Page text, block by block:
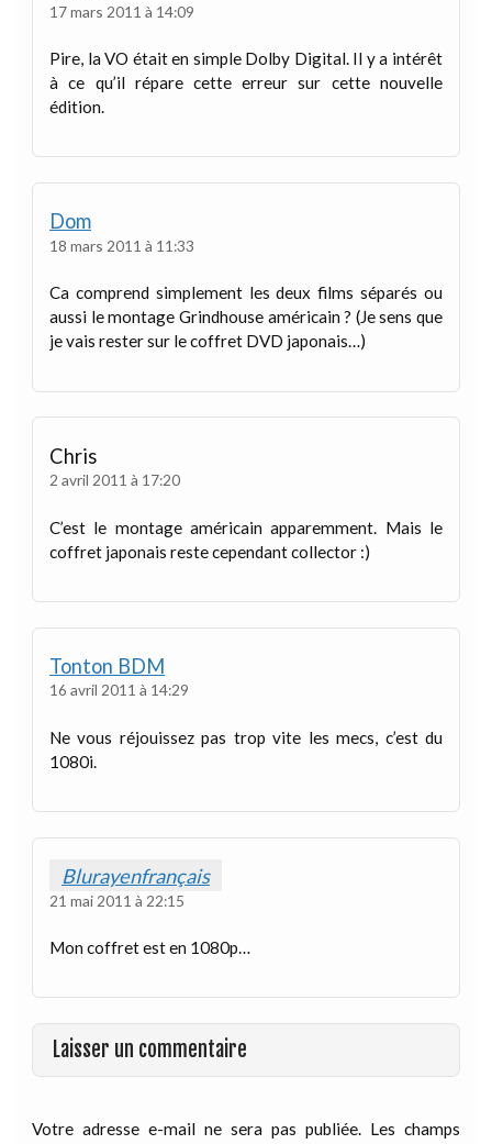
17 mars 2011 à 14:09
Pire, la VO était en simple Dolby Digital. Il y a intérêt
à ce qu’il répare cette erreur sur cette nouvelle
édition.
Dom
18 mars 2011 à 11:33
Ca comprend simplement les deux films séparés ou
aussi le montage Grindhouse américain ? (Je sens que
je vais rester sur le coffret DVD japonais…)
Chris
2 avril 2011 à 17:20
C’est le montage américain apparemment. Mais le
coffret japonais reste cependant collector :)
Tonton BDM
16 avril 2011 à 14:29
Ne vous réjouissez pas trop vite les mecs, c’est du
1080i.
Blurayenfrançais
21 mai 2011 à 22:15
Mon coffret est en 1080p…
Laisser un commentaire
Votre adresse e-mail ne sera pas publiée. Les champs